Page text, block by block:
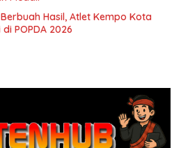
Hasil, Atlet Kempo Kota
POPDA 2026